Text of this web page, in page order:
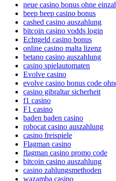
neue casino bonus ohne
beep beep casino bonus
cashed casino auszahlung
bitcoin casino vodds login
Echtgeld casino bonus
online casino malta lizenz
betano casino auszahlung
casino spielautomaten
Evolve casino
evolve casino bonus code
casino gibraltar sicherheit
f1 casino
F1 casino
baden baden casino
robocat casino auszahlung
casino freispiele
Flagman casino
flagman casino promo code
bitcoin casino auszahlung
casino zahlungsmethoden
wazamba casino